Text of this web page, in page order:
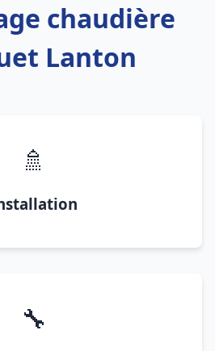
chaudière
Lanton
🚿
🔧